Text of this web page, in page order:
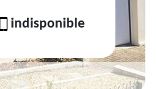
indisponible